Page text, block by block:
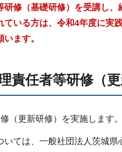
修（基礎研修）を受講し
いる方は、令和4年度に実
ます。
責任者等研修（
（更新研修）を実施します。
ては、一般社団法人茨城